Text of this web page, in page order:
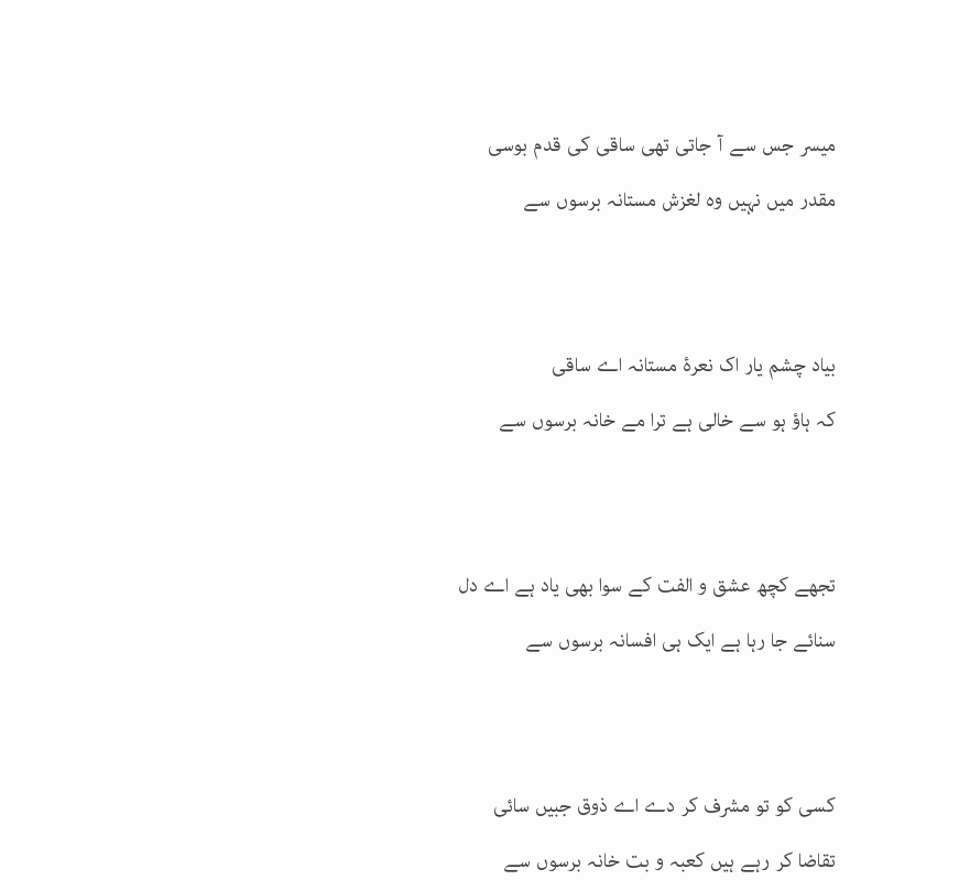
میسر جس سے آ جاتی تھی ساقی کی قدم بوسی
مقدر میں نہیں وہ لغزش مستانہ برسوں سے
بیاد چشم یار اک نعرۂ مستانہ اے ساقی
کہ ہاؤ ہو سے خالی ہے ترا مے خانہ برسوں سے
تجھے کچھ عشق و الفت کے سوا بھی یاد ہے اے دل
سنائے جا رہا ہے ایک ہی افسانہ برسوں سے
کسی کو تو مشرف کر دے اے ذوق جبیں سائی
تقاضا کر رہے ہیں کعبہ و بت خانہ برسوں سے